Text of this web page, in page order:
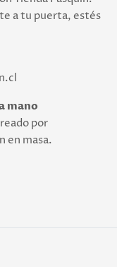
a tu puerta, estés
mano
por
en masa.